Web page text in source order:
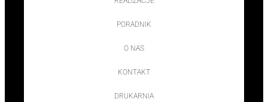
PORADNIK
O NAS
KONTAKT
DRUKARNIA